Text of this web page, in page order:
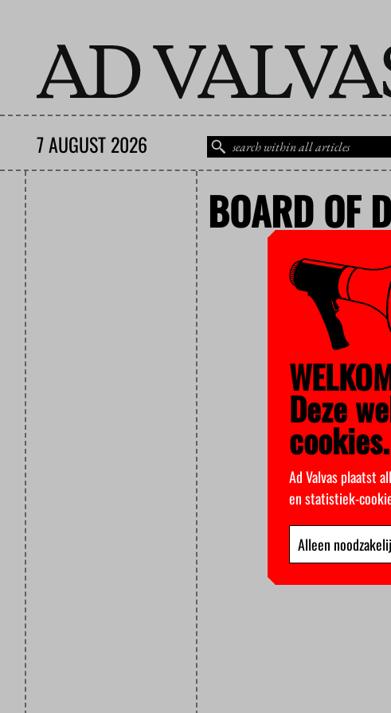
7 AUGUST 2026
BOARD OF
Deze
cookies.
Ad Valvas plaatst
en statistiek-
Alleen